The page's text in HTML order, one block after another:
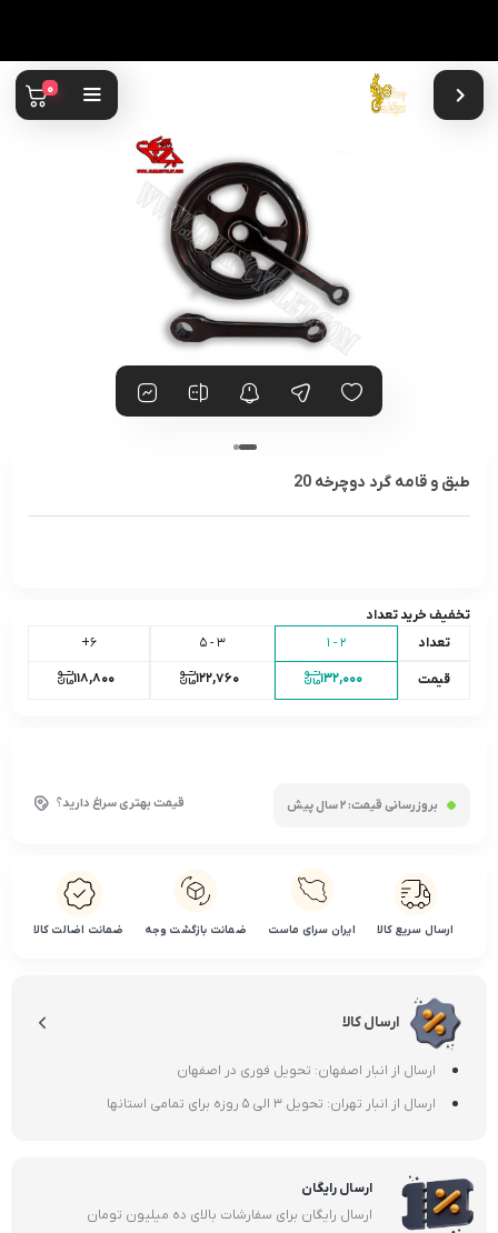
0
طبق و قامه گرد دوچرخه 20
تخفیف خرید تعداد
تعداد
2 - 1
3 - 5
6+
قیمت 132,000
122,760
118,800
بروزرسانی قیمت: 2 سال پیش قیمت بهتری سراغ دارید؟
ارسال سریع کالا ایران سرای ماست ضمانت بازگشت وجه ضمانت اضالت کالا
ارسال کالا
ارسال از انبار اصفهان: تحویل فوری در اصفهان
ارسال از انبار تهران: تحویل 3 الی 5 روزه برای تمامی استانها
ارسال رایگان
ارسال رایگان برای سفارشات بالای ده میلیون تومان